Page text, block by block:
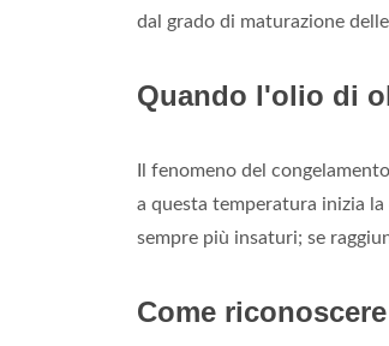
dal grado di maturazione
Quando l'olio di
Il fenomeno del
a questa temperatura inizia
sempre più insaturi; se
Come